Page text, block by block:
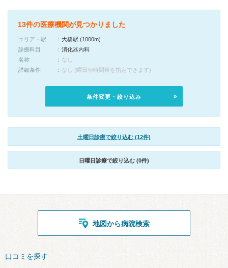
13件の医療機関が見つかりました
エリア・駅
大橋駅 (1000m)
診療科目
消化器内科
名称
なし
詳細条件
なし (曜日や時間帯を指定できます)
条件変更・絞り込み
土曜日診療で絞り込む (12件)
日曜日診療で絞り込む (0件)
地図から病院検索
口コミを探す